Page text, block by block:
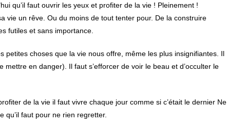
qu’il faut ouvrir les yeux et profiter de la vie ! Pleinement !
vie un rêve. Ou du moins de tout tenter pour. De la construire
futiles et sans importance.
petites choses que la vie nous offre, même les plus insignifiantes. Il
en danger). Il faut s’efforcer de voir le beau et d’occulter le
de la vie il faut vivre chaque jour comme si c’était le dernier Ne
qu’il faut pour ne rien regretter.